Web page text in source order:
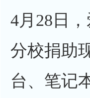
4月28日
分校捐助
台、笔记